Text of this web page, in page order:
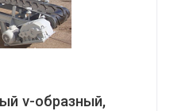
v-образный,